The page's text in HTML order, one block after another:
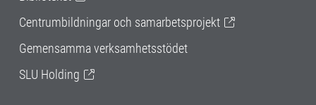
Centrumbildningar och samarbetsprojekt
Gemensamma verksamhetsstödet
SLU Holding